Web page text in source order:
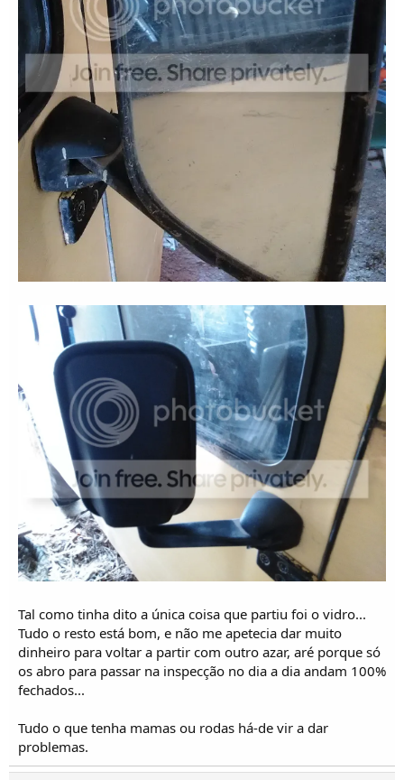
Tal como tinha dito a única coisa que partiu foi o vidro...
Tudo o resto está bom, e não me apetecia dar muito
dinheiro para voltar a partir com outro azar, aré porque só
os abro para passar na inspecção no dia a dia andam 100%
fechados...
Tudo o que tenha mamas ou rodas há-de vir a dar
problemas.